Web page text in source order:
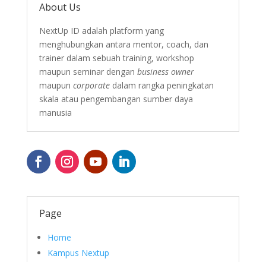
About Us
NextUp ID adalah platform yang
menghubungkan antara mentor, coach, dan
trainer dalam sebuah training, workshop
maupun seminar dengan business owner
maupun corporatedalam rangka peningkatan
skala atau pengembangan sumber daya
manusia
Page
Home
Kampus Nextup